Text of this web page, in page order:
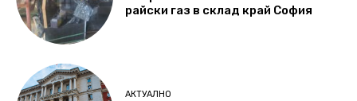
райски газ в склад край София
АКТУАЛНО